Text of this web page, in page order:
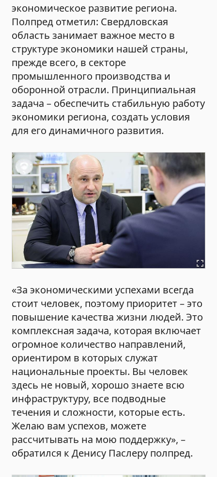
экономическое развитие региона.
Полпред отметил: Свердловская
область занимает важное место в
структуре экономики нашей страны,
прежде всего, в секторе
промышленного производства и
оборонной отрасли. Принципиальная
задача – обеспечить стабильную работу
экономики региона, создать условия
для его динамичного развития.
«За экономическими успехами всегда
стоит человек, поэтому приоритет – это
повышение качества жизни людей. Это
комплексная задача, которая включает
огромное количество направлений,
ориентиром в которых служат
национальные проекты. Вы человек
здесь не новый, хорошо знаете всю
инфраструктуру, все подводные
течения и сложности, которые есть.
Желаю вам успехов, можете
рассчитывать на мою поддержку», –
обратился к Денису Паслеру полпред.